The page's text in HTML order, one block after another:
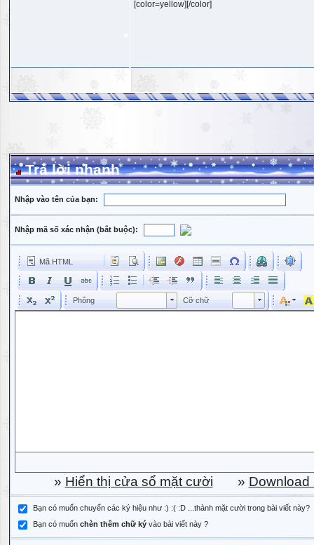
[color=yellow][/color]
Trả lời nhanh
Nhập vào tên của bạn:
Nhập mã số xác nhận (bắt buộc):
Mã HTML
Phông Phông Cỡ chữ Kích cỡ phông
» Hiển thị cửa sổ mặt cười » Download
Bạn có muốn chuyển các ký hiệu như :) :( :D ...thành mặt cười trong bài viết này?
Bạn có muốn chèn thêm chữ ký vào bài viết này ?